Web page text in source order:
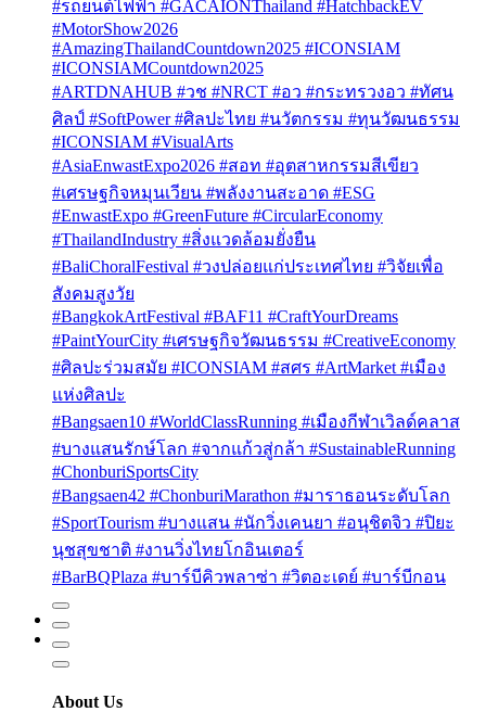
#รถยนต์ไฟฟ้า #GACAIONThailand #HatchbackEV
#MotorShow2026
#AmazingThailandCountdown2025 #ICONSIAM
#ICONSIAMCountdown2025
#ARTDNAHUB #วช #NRCT #อว #กระทรวงอว #ทัศน
ศิลป์ #SoftPower #ศิลปะไทย #นวัตกรรม #ทุนวัฒนธรรม
#ICONSIAM #VisualArts
#AsiaEnwastExpo2026 #สอท #อุตสาหกรรมสีเขียว
#เศรษฐกิจหมุนเวียน #พลังงานสะอาด #ESG
#EnwastExpo #GreenFuture #CircularEconomy
#ThailandIndustry #สิ่งแวดล้อมยั่งยืน
#BaliChoralFestival #วงปล่อยแก่ประเทศไทย #วิจัยเพื่อ
สังคมสูงวัย
#BangkokArtFestival #BAF11 #CraftYourDreams
#PaintYourCity #เศรษฐกิจวัฒนธรรม #CreativeEconomy
#ศิลปะร่วมสมัย #ICONSIAM #สศร #ArtMarket #เมือง
แห่งศิลปะ
#Bangsaen10 #WorldClassRunning #เมืองกีฬาเวิลด์คลาส
#บางแสนรักษ์โลก #จากแก้วสู่กล้า #SustainableRunning
#ChonburiSportsCity
#Bangsaen42 #ChonburiMarathon #มาราธอนระดับโลก
#SportTourism #บางแสน #นักวิ่งเคนยา #อนุชิตจิว #ปิยะ
นุชสุขชาติ #งานวิ่งไทยโกอินเตอร์
#BarBQPlaza #บาร์บีคิวพลาซ่า #วิตอะเดย์ #บาร์บีกอน
About Us